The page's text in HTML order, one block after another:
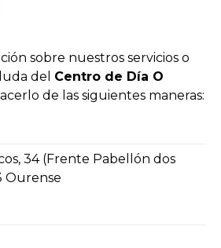
sobre nuestros servicios o
del Centro de Día O
de las siguientes maneras:
34 (Frente Pabellón dos
Ourense